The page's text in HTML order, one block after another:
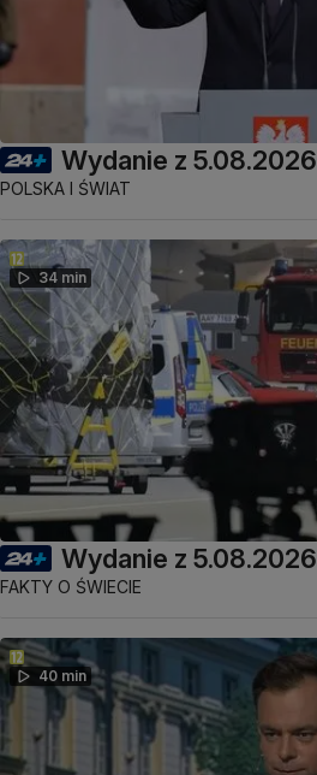
Wydanie z 5.08.2026
POLSKA I ŚWIAT
34 min
Wydanie z 5.08.2026
FAKTY O ŚWIECIE
40 min